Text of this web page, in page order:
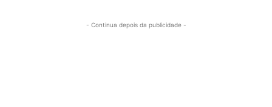
- Continua depois da publicidade -